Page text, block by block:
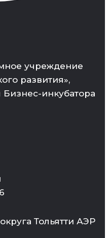
учреждение
развития»,
инкубатора
Тольятти АЭР